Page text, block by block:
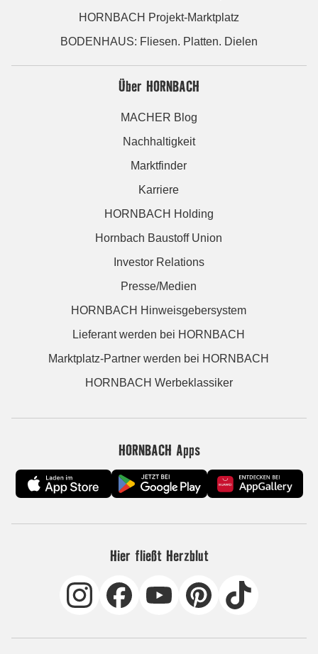
HORNBACH Projekt-Marktplatz
BODENHAUS: Fliesen. Platten. Dielen
Über HORNBACH
MACHER Blog
Nachhaltigkeit
Marktfinder
Karriere
HORNBACH Holding
Hornbach Baustoff Union
Investor Relations
Presse/Medien
HORNBACH Hinweisgebersystem
Lieferant werden bei HORNBACH
Marktplatz-Partner werden bei HORNBACH
HORNBACH Werbeklassiker
HORNBACH Apps
Hier fließt Herzblut